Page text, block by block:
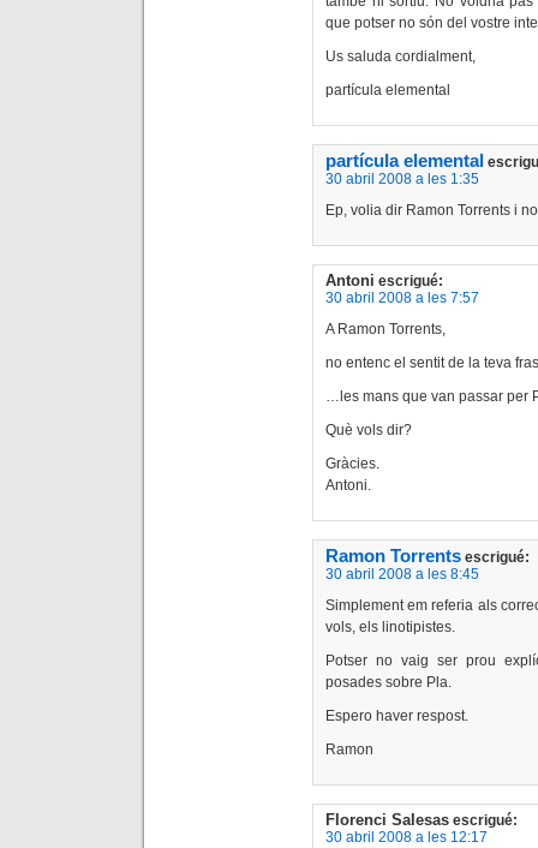
que potser no són del vostre
Us saluda cordialment,
partícula elemental
partícula elemental
30 abril 2008 a les 1:35
Ep, volia dir Ramon Torrents i
Antoni escrigué:
30 abril 2008 a les 7:57
A Ramon Torrents,
no entenc el sentit de la teva
…les mans que van passar per
Què vols dir?
Gràcies.
Antoni.
Ramon Torrents escrigué:
30 abril 2008 a les 8:45
Simplement em referia als
vols, els linotipistes.
Potser no vaig ser prou
posades sobre Pla.
Espero haver respost.
Ramon
Florenci Salesas escrigué:
30 abril 2008 a les 12:17